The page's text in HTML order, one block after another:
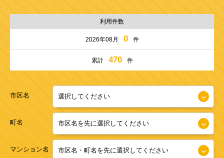
利用件数
2026年08月 0 件
累計 470 件
市区名
町名
マンション名